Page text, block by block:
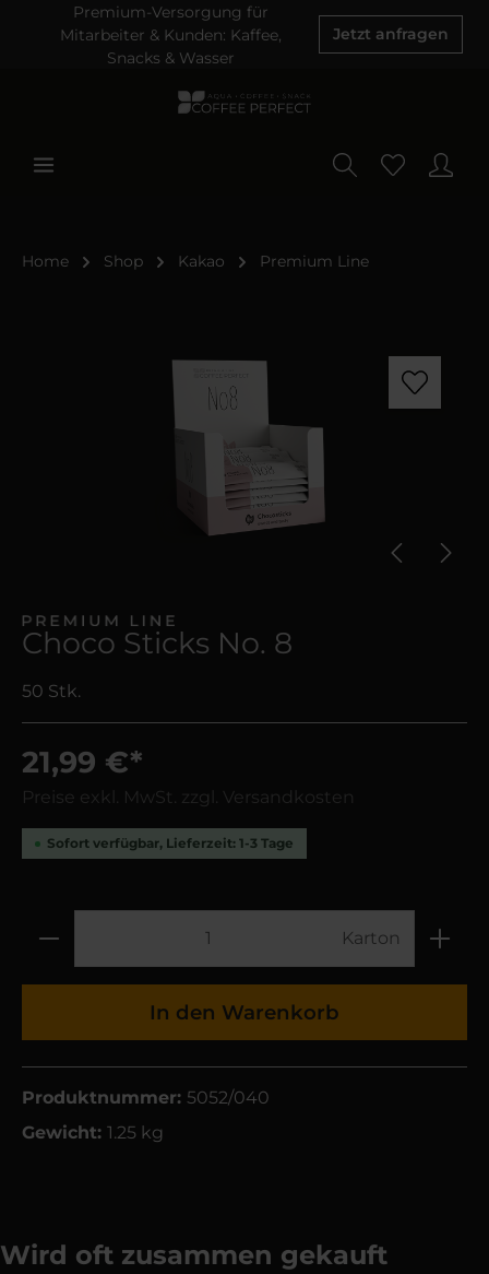
Premium-Versorgung für
Mitarbeiter & Kunden: Kaffee,
Snacks & Wasser
Jetzt anfragen
Home Shop Kakao Premium Line
Choco Sticks No. 8
50 Stk.
21,99 €*
Preise exkl. MwSt. zzgl. Versandkosten
Sofort verfügbar, Lieferzeit: 1-3 Tage
Karton
In den Warenkorb
Produktnummer: 5052/040
Gewicht: 1.25 kg
Wird oft zusammen gekauft